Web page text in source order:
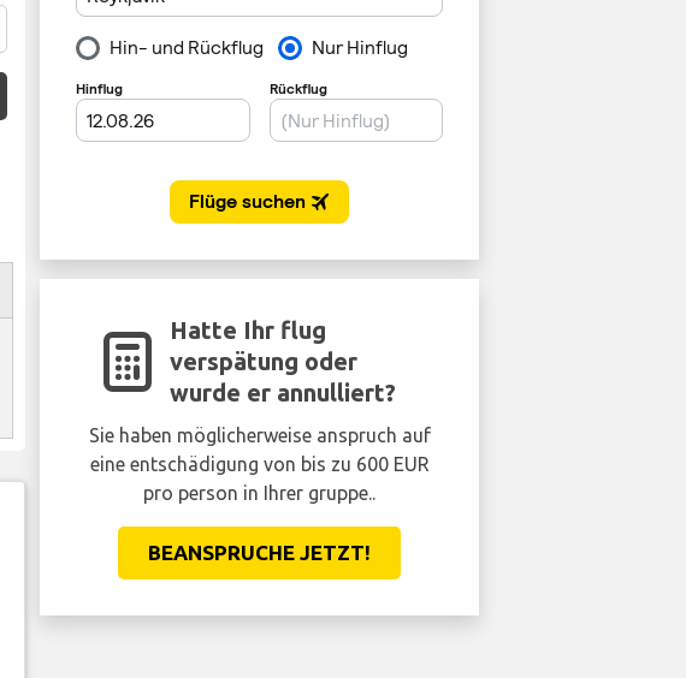
Hatte Ihr flug
verspätung oder
wurde er annulliert?
Sie haben möglicherweise anspruch auf
eine entschädigung von bis zu 600 EUR
pro person in Ihrer gruppe..
BEANSPRUCHE JETZT!